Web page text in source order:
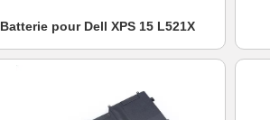
Batterie pour Dell XPS 15 L521X